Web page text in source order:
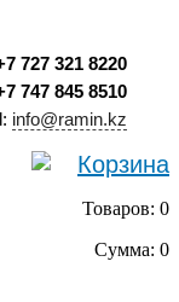
727 321 8220
747 845 8510
info@ramin.kz
Корзина
Товаров: 0
Сумма: 0